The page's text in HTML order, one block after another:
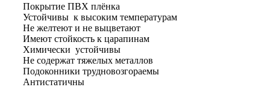
Покрытие ПВХ плёнка
Устойчивы к высоким температурам
Не желтеют и не выцветают
Имеют стойкость к царапинам
Химически устойчивы
Не содержат тяжелых металлов
Подоконники трудновозгораемы
Антистатичны